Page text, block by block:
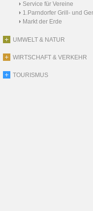
Service für Vereine
1.Parndorfer Grill- und
Markt der Erde
UMWELT & NATUR
WIRTSCHAFT & VERKEHR
TOURISMUS